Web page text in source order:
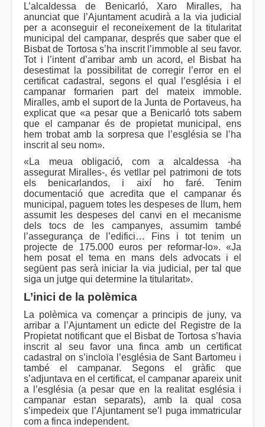
L’alcaldessa de Benicarló, Xaro Miralles, ha
anunciat que l’Ajuntament acudirà a la via judicial
per a aconseguir el reconeixement de la titularitat
municipal del campanar, després que saber que el
Bisbat de Tortosa s’ha inscrit l’immoble al seu favor.
Tot i l’intent d’arribar amb un acord, el Bisbat ha
desestimat la possibilitat de corregir l’error en el
certificat cadastral, segons el qual l’església i el
campanar formarien part del mateix immoble.
Miralles, amb el suport de la Junta de Portaveus, ha
explicat que «a pesar que a Benicarló tots sabem
que el campanar és de propietat municipal, ens
hem trobat amb la sorpresa que l’església se l’ha
inscrit al seu nom».
«La meua obligació, com a alcaldessa -ha
assegurat Miralles-, és vetllar pel patrimoni de tots
els benicarlandos, i així ho faré. Tenim
documentació que acredita que el campanar és
municipal, paguem totes les despeses de llum, hem
assumit les despeses del canvi en el mecanisme
dels tocs de les campanyes, assumim també
l’assegurança de l’edifici… Fins i tot tenim un
projecte de 175.000 euros per reformar-lo». «Ja
hem posat el tema en mans dels advocats i el
següent pas serà iniciar la via judicial, per tal que
siga un jutge qui determine la titularitat».
L’inici de la polèmica
La polèmica va començar a principis de juny, va
arribar a l’Ajuntament un edicte del Registre de la
Propietat notificant que el Bisbat de Tortosa s’havia
inscrit al seu favor una finca amb un certificat
cadastral on s’incloïa l’església de Sant Bartomeu i
també el campanar. Segons el gràfic que
s’adjuntava en el certificat, el campanar apareix unit
a l’església (a pesar que en la realitat església i
campanar estan separats), amb la qual cosa
s’impedeix que l’Ajuntament se’l puga immatricular
com a finca independent.